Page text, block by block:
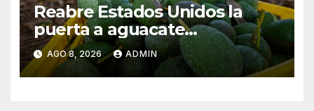
Reabre Estados Unidos la
puerta a aguacate
michoacano de forma
“gradual”
AGO 8, 2026 ADMIN